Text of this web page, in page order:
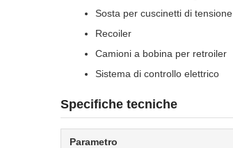
Sosta per cuscinetti di tensione
Recoiler
Camioni a bobina per retroiler
Sistema di controllo elettrico
Specifiche tecniche
Parametro